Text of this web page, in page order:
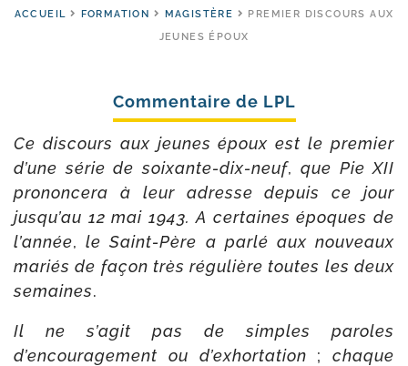
ACCUEIL FORMATION MAGISTÈRE
PREMIER DISCOURS AUX
JEUNES ÉPOUX
Ce dis­cours aux jeunes époux est le pre­mier
d’une série de soixante-​dix-​neuf, que Pie XII
pro­non­ce­ra à leur adresse depuis ce jour
jusqu’au 12 mai 1943. A cer­taines époques de
l’année, le Saint-​Père a par­lé aux nou­veaux
mariés de façon très régu­lière toutes les deux
semaines.
Il ne s’agit pas de simples paroles
d’encouragement ou d’exhortation ;
chaque